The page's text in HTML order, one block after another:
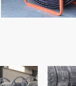
364